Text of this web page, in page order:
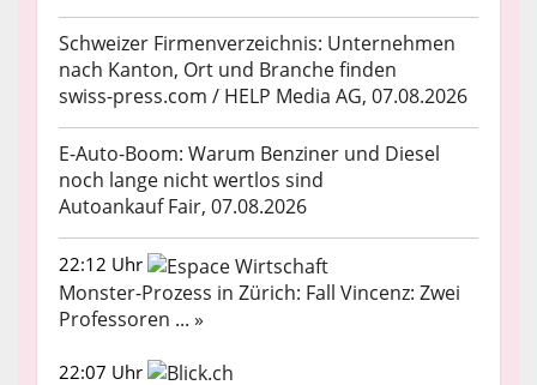
Schweizer Firmenverzeichnis: Unternehmen
nach Kanton, Ort und Branche finden
swiss-press.com / HELP Media AG, 07.08.2026
E-Auto-Boom: Warum Benziner und Diesel
noch lange nicht wertlos sind
Autoankauf Fair, 07.08.2026
22:12 Uhr
Monster-Prozess in Zürich: Fall Vincenz: Zwei
Professoren ... »
22:07 Uhr